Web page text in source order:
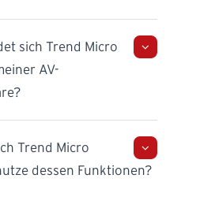
sich Trend Micro
AV-
Trend Micro
dessen Funktionen?